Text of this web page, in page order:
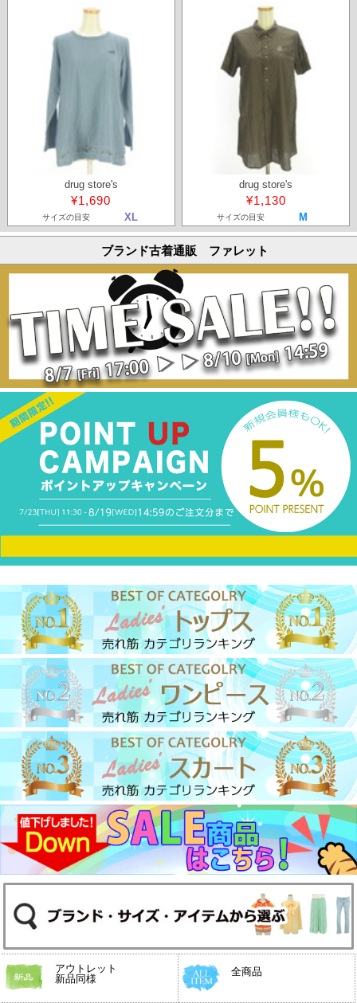
drug store's
¥1,690
サイズの目安 XL
drug store's
¥1,130
サイズの目安 M
ブランド古着通販 ファレット
アウトレット
新品同様
全商品